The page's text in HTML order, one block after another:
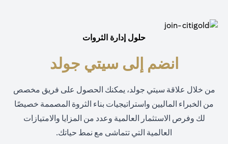
حلول إدارة الثروات
انضم إلى سيتي جولد
من خلال علاقة سيتي جولد، يمكنك الحصول على فريق مخصص
من الخبراء الماليين واستراتيجيات بناء الثروة المصممة خصيصًا
لك وفرص الاستثمار العالمية وعدد من المزايا والامتيازات
العالمية التي تتماشى مع نمط حياتك.